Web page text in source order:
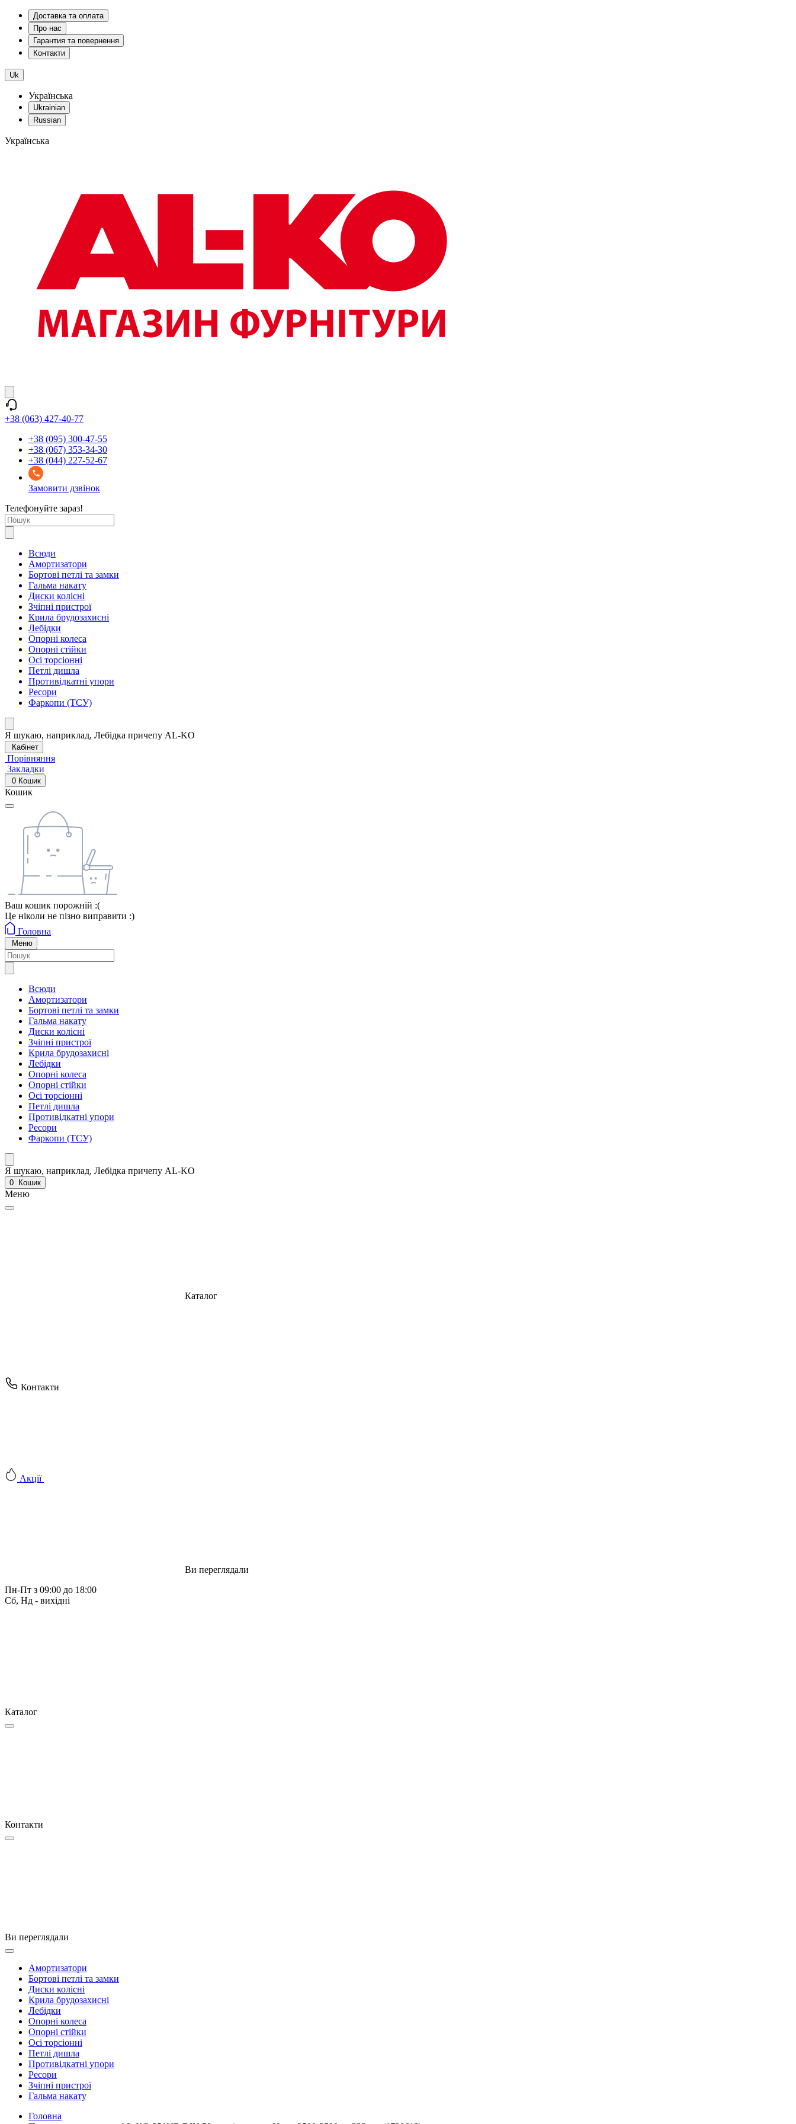
Доставка та оплата
Про нас
Гарантия та повернення
Контакти
Uk
Українська
Ukrainian
Russian
Українська
+38 (063) 427-40-77
+38 (095) 300-47-55
+38 (067) 353-34-30
+38 (044) 227-52-67
Замовити дзвінок
Телефонуйте зараз!
Всюди
Амортизатори
Бортові петлі та замки
Гальма накату
Диски колісні
Зчіпні пристрої
Крила брудозахисні
Лебідки
Опорні колеса
Опорні стійки
Осі торсіонні
Петлі дишла
Противідкатні упори
Ресори
Фаркопи (ТСУ)
Я шукаю, наприклад, Лебідка причепу AL-KO
Кабінет
Порівняння
Закладки
0 Кошик
Кошик
Ваш кошик порожній :(
Це ніколи не пізно виправити :)
Головна
Меню
Всюди
Амортизатори
Бортові петлі та замки
Гальма накату
Диски колісні
Зчіпні пристрої
Крила брудозахисні
Лебідки
Опорні колеса
Опорні стійки
Осі торсіонні
Петлі дишла
Противідкатні упори
Ресори
Фаркопи (ТСУ)
Я шукаю, наприклад, Лебідка причепу AL-KO
0 Кошик
Меню
Каталог
Контакти
Акції
Ви переглядали
Пн-Пт з 09:00 до 18:00
Сб, Нд - вихідні
Каталог
Контакти
Ви переглядали
Амортизатори
Бортові петлі та замки
Диски колісні
Крила брудозахисні
Лебідки
Опорні колеса
Опорні стійки
Осі торсіонні
Петлі дишла
Противідкатні упори
Ресори
Зчіпні пристрої
Гальма накату
Головна